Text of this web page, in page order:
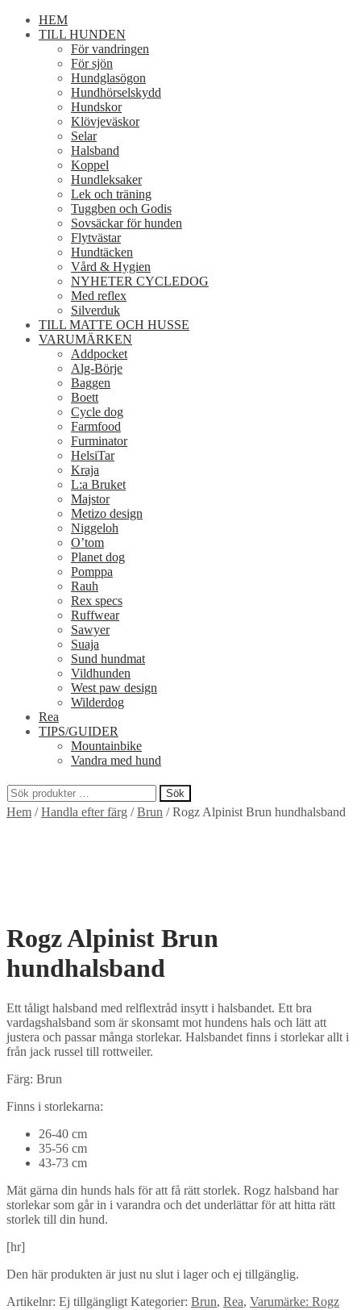
HEM
TILL HUNDEN
För vandringen
För sjön
Hundglasögon
Hundhörselskydd
Hundskor
Klövjeväskor
Selar
Halsband
Koppel
Hundleksaker
Lek och träning
Tuggben och Godis
Sovsäckar för hunden
Flytvästar
Hundtäcken
Vård & Hygien
NYHETER CYCLEDOG
Med reflex
Silverduk
TILL MATTE OCH HUSSE
VARUMÄRKEN
Addpocket
Alg-Börje
Baggen
Boett
Cycle dog
Farmfood
Furminator
HelsiTar
Kraja
L:a Bruket
Majstor
Metizo design
Niggeloh
O’tom
Planet dog
Pomppa
Rauh
Rex specs
Ruffwear
Sawyer
Suaja
Sund hundmat
Vildhunden
West paw design
Wilderdog
Rea
TIPS/GUIDER
Mountainbike
Vandra med hund
Sök
efter:
Sök
Hem /Handla efter färg /Brun /Rogz Alpinist Brun hundhalsband
Rogz Alpinist Brun
hundhalsband
Ett tåligt halsband med relflextråd insytt i halsbandet. Ett bra
vardagshalsband som är skonsamt mot hundens hals och lätt att
justera och passar många storlekar. Halsbandet finns i storlekar allt i
från jack russel till rottweiler.
Färg: Brun
Finns i storlekarna:
26-40 cm
35-56 cm
43-73 cm
Mät gärna din hunds hals för att få rätt storlek. Rogz halsband har
storlekar som går in i varandra och det underlättar för att hitta rätt
storlek till din hund.
[hr]
Den här produkten är just nu slut i lager och ej tillgänglig.
Artikelnr: Ej tillgängligt Kategorier: Brun, Rea, Varumärke: Rogz